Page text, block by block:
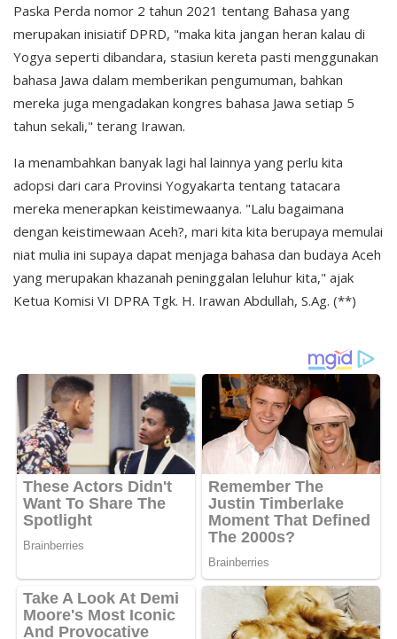
Paska Perda nomor 2 tahun 2021 tentang Bahasa yang
merupakan inisiatif DPRD, "maka kita jangan heran kalau di
Yogya seperti dibandara, stasiun kereta pasti menggunakan
bahasa Jawa dalam memberikan pengumuman, bahkan
mereka juga mengadakan kongres bahasa Jawa setiap 5
tahun sekali," terang Irawan.
Ia menambahkan banyak lagi hal lainnya yang perlu kita
adopsi dari cara Provinsi Yogyakarta tentang tatacara
mereka menerapkan keistimewaanya. "Lalu bagaimana
dengan keistimewaan Aceh?, mari kita kita berupaya memulai
niat mulia ini supaya dapat menjaga bahasa dan budaya Aceh
yang merupakan khazanah peninggalan leluhur kita," ajak
Ketua Komisi VI DPRA Tgk. H. Irawan Abdullah, S.Ag. (**)